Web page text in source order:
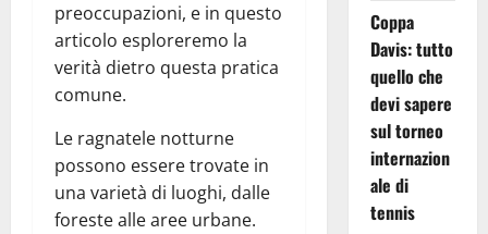
preoccupazioni, e in questo
articolo esploreremo la
verità dietro questa pratica
comune.
Le ragnatele notturne
possono essere trovate in
una varietà di luoghi, dalle
foreste alle aree urbane.
Coppa
Davis: tutto
quello che
devi sapere
sul torneo
internazion
ale di
tennis